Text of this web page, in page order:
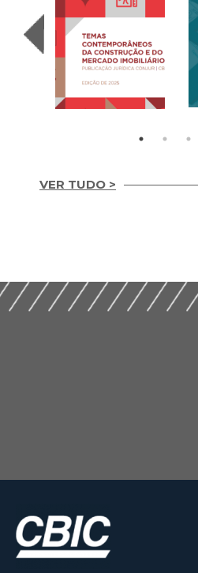
VER TUDO >